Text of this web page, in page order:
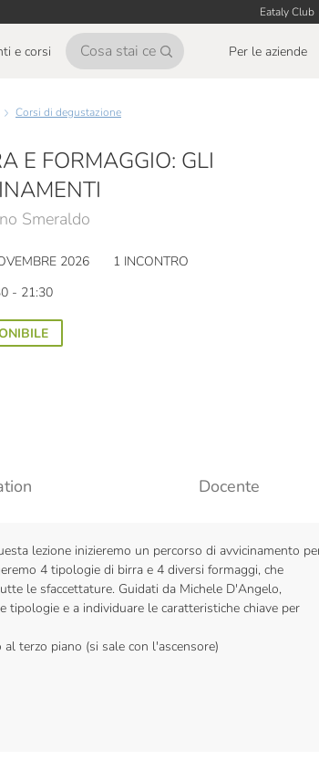
Eataly Club
e corsi Per le aziende
Corsi di degustazione
E FORMAGGIO: GLI
Smeraldo
2026
1 INCONTRO
- 21:30
Docente
lezione inizieremo un percorso di avvicinamento
4 tipologie di birra e 4 diversi formaggi, che
le sfaccettature. Guidati da Michele D'Angelo,
tipologie e a individuare le caratteristiche chiave per
terzo piano (si sale con l'ascensore)